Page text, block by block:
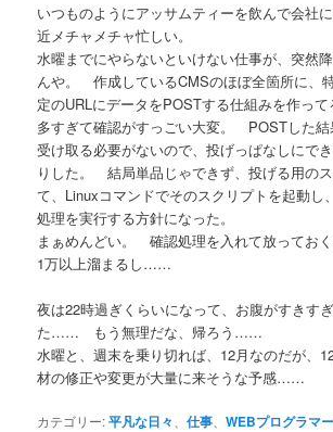
いつものようにアッサムティーを飲んで会社
近メチャメチャ忙しい。
水曜までにやらないといけない仕事が、突然
んや。 作成しているCMSのほぼ全箇所に、
定のURLにデータをPOSTする仕組みを作っ
多すぎて確認がすっごい大変。 POSTした結
受け取る必要がないので、投げっぱなしにで
りした。 結局単品じゃできず、投げる用の
て、Linuxコマンドでそのスクリプトを起動し
処理を実行する方針になった。
まぁめんどい。 確認処理を入れて放ってお
1万以上溜まるし……
夜は22時過ぎくらいになって、お腹がすきす
た…… もう無理だな、帰ろう……
水曜と、週末を乗り切れば、12月なのだが、
材の修正や変更が大量に来そうな予感……
カテゴリー:平凡な日々 、仕事 、WEBプログラマー